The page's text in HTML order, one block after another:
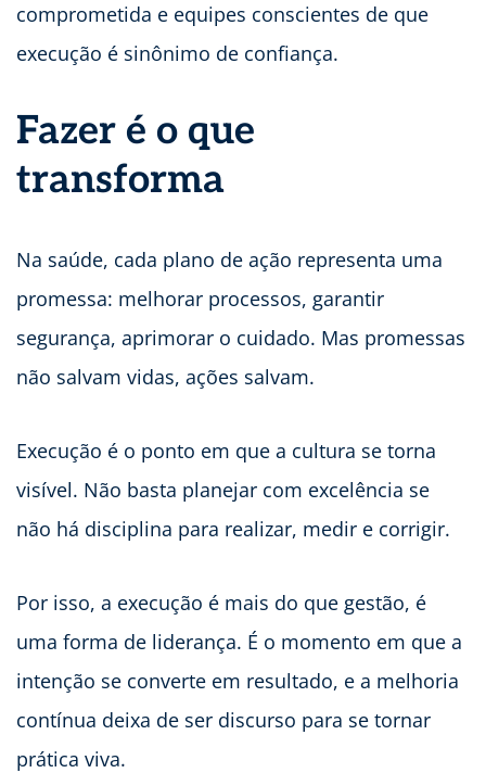
comprometida e equipes conscientes de que
execução é sinônimo de confiança.
Fazer é o que
transforma
Na saúde, cada plano de ação representa uma
promessa: melhorar processos, garantir
segurança, aprimorar o cuidado. Mas promessas
não salvam vidas, ações salvam.
Execução é o ponto em que a cultura se torna
visível. Não basta planejar com excelência se
não há disciplina para realizar, medir e corrigir.
Por isso, a execução é mais do que gestão, é
uma forma de liderança. É o momento em que a
intenção se converte em resultado, e a melhoria
contínua deixa de ser discurso para se tornar
prática viva.